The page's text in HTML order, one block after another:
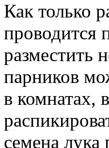
Как только
проводится
разместить
парников
в комнатах,
семена лука